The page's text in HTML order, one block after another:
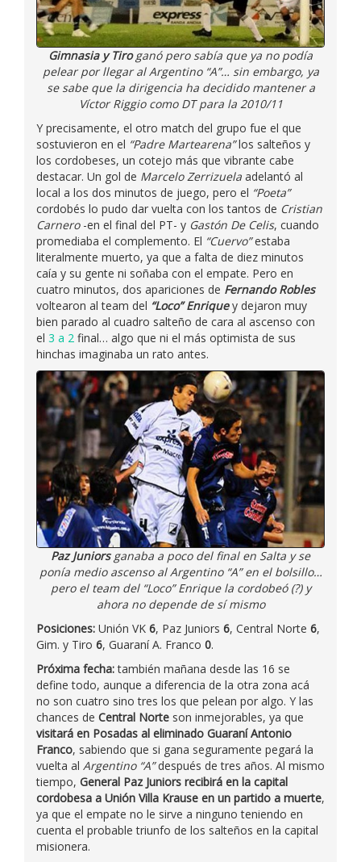
Gimnasia y Tiroganó pero sabía que ya no podía
pelear por llegar al Argentino “A”… sin embargo, ya
se sabe que la dirigencia ha decidido mantener a
Víctor Riggio como DT para la 2010/11
Y precisamente, el otro match del grupo fue el que
sostuvieron en el “Padre Martearena”los salteños y
los cordobeses, un cotejo más que vibrante cabe
destacar. Un gol de Marcelo Zerrizuela adelantó al
local a los dos minutos de juego, pero el “Poeta”
cordobés lo pudo dar vuelta con los tantos de Cristian
Carnero-en el final del PT- y Gastón De Celis, cuando
promediaba el complemento. El “Cuervo”estaba
literalmente muerto, ya que a falta de diez minutos
caía y su gente ni soñaba con el empate. Pero en
cuatro minutos, dos apariciones de Fernando Robles
voltearon al team del “Loco” Enriquey dejaron muy
bien parado al cuadro salteño de cara al ascenso con
el 3 a 2 final… algo que ni el más optimista de sus
hinchas imaginaba un rato antes.
Paz Juniorsganaba a poco del final en Salta y se
ponía medio ascenso al Argentino “A” en el bolsillo…
pero el team del “Loco” Enrique la cordobeó (?) y
ahora no depende de sí mismo
Posiciones: Unión VK 6, Paz Juniors 6, Central Norte 6,
Gim. y Tiro 6, Guaraní A. Franco 0.
Próxima fecha:también mañana desde las 16 se
define todo, aunque a diferencia de la otra zona acá
no son cuatro sino tres los que pelean por algo. Y las
chances de Central Norte son inmejorables, ya que
visitará en Posadas al eliminado Guaraní Antonio
Franco, sabiendo que si gana seguramente pegará la
vuelta al Argentino “A”después de tres años. Al mismo
tiempo, General Paz Juniors recibirá en la capital
cordobesa a Unión Villa Krause en un partido a muerte,
ya que el empate no le sirve a ninguno teniendo en
cuenta el probable triunfo de los salteños en la capital
misionera.